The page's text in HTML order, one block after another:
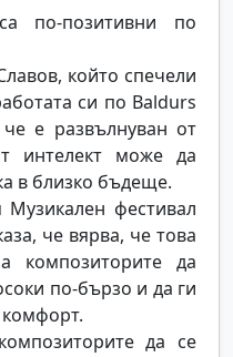
по-позитивни по
който спечели
си по Baldurs
е развълнуван от
интелект може да
в близко бъдеще.
фестивал
че вярва, че това
композиторите да
по-бързо и да ги
комфорт.
да се